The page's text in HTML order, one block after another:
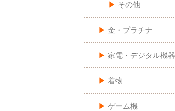
▶︎ その他
▶︎ 金・プラチナ
▶︎ 家電・デジタル機器
▶︎ 着物
▶︎ ゲーム機